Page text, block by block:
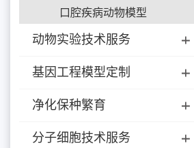
口腔疾病动物模型
动物实验技术服务
基因工程模型定制
净化保种繁育
分子细胞技术服务